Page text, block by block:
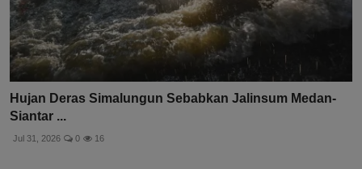
Hujan Deras Simalungun Sebabkan Jalinsum Medan-
Siantar ...
Jul 31, 2026 0 16